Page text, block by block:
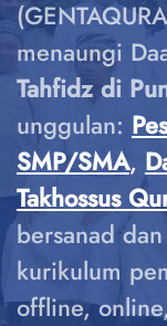
menaungi
Tahfidz di
unggulan:
SMP/SMA,
Takhossus
bersanad
kurikulum
offline,